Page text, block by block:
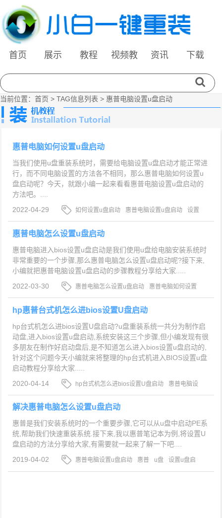
首页 展示 教程
视频教
资讯 下载
当前位置： 首页 > TAG信息列表 > 惠普电脑设置u盘启动
惠普电脑如何设置u盘启动
当我们使用u盘重装系统时，需要给电脑设置u盘启动才能正常进
行，而不同电脑设置的方法各不相同，那么惠普电脑如何设置u
盘启动呢？今天，就跟小编一起来看看惠普电脑设置u盘启动的
方法吧。....
2022-04-29
如何设置u盘启动 惠普电脑设置u盘启动
设置
u盘启动
惠普电脑怎么设置u盘启动
惠普电脑进入bios设置u盘启动是我们使用u盘给电脑安装系统时
非常重要的一个步骤,那么惠普电脑怎么设置u盘启动呢?接下来,
小编就把惠普电脑设置u盘启动的步骤教程分享给大家.....
2022-03-30
惠普电脑怎么设置u盘启动
惠普电脑如何设置
u盘启动项
惠普电脑设置u盘启动
hp惠普台式机怎么进bios设置U盘启动
hp台式机怎么进bios设置U盘启动?u盘重装系统一共分为制作启
动盘,进入bios设置u盘启动,系统安装这三个步骤,但小编发现有很
多朋友在制作好启动盘后,是不知道怎么进入bios设置u盘启动的,
针对这个问题今天小编就来将整理的hp台式机进入BIOS设置u盘
启动教程分享给大家.....
2020-04-14
hp台式机怎么进bios设置U盘启动
惠普电脑设
置u盘启动
hp台式机进入BIOS
解决惠普电脑怎么设置u盘启动
惠普是我们安装系统时的一个重要步骤,它可以从u盘中启动PE系
统,帮助我们快速重装系统.接下来,我以惠普笔记本为例,将设置U
盘启动的方法分享给大家,有需要就一起来了解一下吧....
2019-04-02
惠普电脑设置u盘启动 惠普 u盘
设置u盘启
动